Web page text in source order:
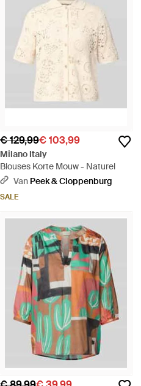
€ 129,99€ 103,99
Milano Italy
Blouses Korte Mouw - Naturel
Van Peek & Cloppenburg
SALE